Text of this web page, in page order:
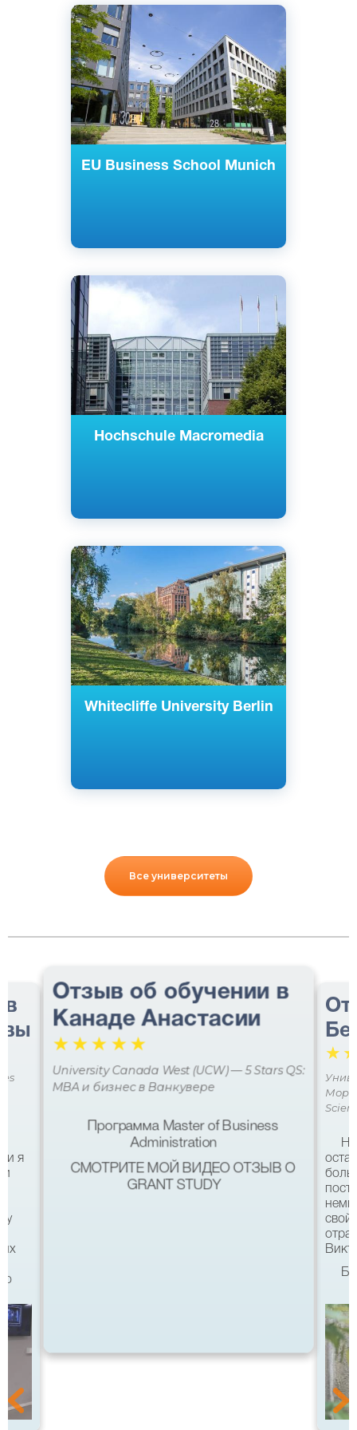
EU Business School Munich
Английский
Мюнхен, Германия
Частный
Hochschule Macromedia
Английский
Немецкий
Берлин, Мюнхен, Германия
Частный
Whitecliffe University Berlin
Английский
Берлин, Германия
Частный
Все университеты
в
я
и
в
Отзыв об обучении в
Канаде Анастасии
☆☆☆ ☆☆
University Canada West (UCW) — 5 Stars QS:
MBA и бизнес в Ванкувере
Программа Master of Business
Administration
СМОТРИТЕ МОЙ ВИДЕО ОТЗЫВ О
GRANT STUDY
☆
Мора
свой
Все
Мура